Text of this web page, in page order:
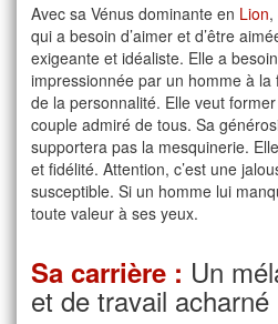
Avec sa Vénus dominante en Lion
qui a besoin d’aimer et d’être
exigeante et idéaliste. Elle a
impressionnée par un homme à
de la personnalité. Elle veut
couple admiré de tous. Sa
supportera pas la mesquinerie.
et fidélité. Attention, c’est une
susceptible. Si un homme lui
toute valeur à ses yeux.
Sa carrière : Un
et de travail acharné